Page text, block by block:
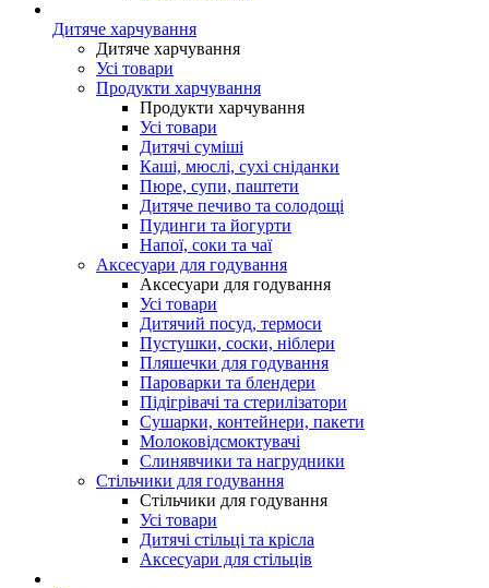
Дитяче харчування
Дитяче харчування
Усі товари
Продукти харчування
Продукти харчування
Усі товари
Дитячі суміші
Каші, мюслі, сухі сніданки
Пюре, супи, паштети
Дитяче печиво та солодощі
Пудинги та йогурти
Напої, соки та чаї
Аксесуари для годування
Аксесуари для годування
Усі товари
Дитячий посуд, термоси
Пустушки, соски, ніблери
Пляшечки для годування
Пароварки та блендери
Підігрівачі та стерилізатори
Сушарки, контейнери, пакети
Молоковідсмоктувачі
Слинявчики та нагрудники
Стільчики для годування
Стільчики для годування
Усі товари
Дитячі стільці та крісла
Аксесуари для стільців